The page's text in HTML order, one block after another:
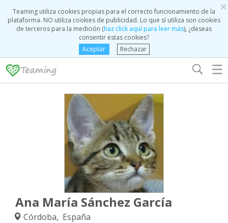
×
Teaming utiliza cookies propias para el correcto funcionamiento de la
plataforma. NO utiliza cookies de publicidad. Lo que sí utiliza son cookies
de terceros para la medición (haz click aquí para leer más), ¿deseas
consentir estas cookies?
Aceptar
Rechazar
☰
Ana María Sánchez García
Córdoba, España